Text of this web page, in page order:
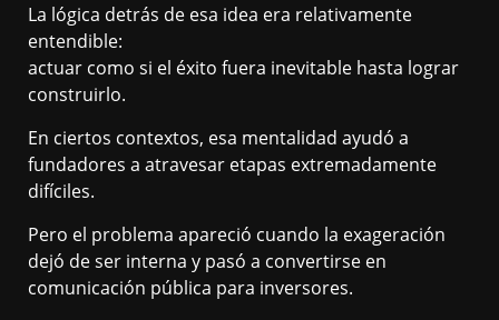
La lógica detrás de esa idea era relativamente
entendible:
actuar como si el éxito fuera inevitable hasta lograr
construirlo.
En ciertos contextos, esa mentalidad ayudó a
fundadores a atravesar etapas extremadamente
difíciles.
Pero el problema apareció cuando la exageración
dejó de ser interna y pasó a convertirse en
comunicación pública para inversores.